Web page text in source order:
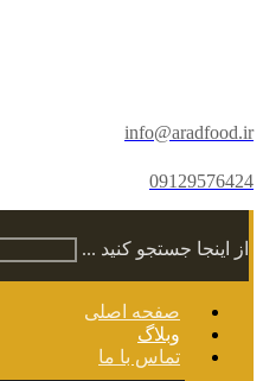
info@aradfood.ir
09129576424
از اینجا جستجو کنید ...
صفحه اصلی
وبلاگ
تماس با ما